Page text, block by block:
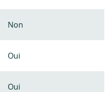
Non
Oui
Oui